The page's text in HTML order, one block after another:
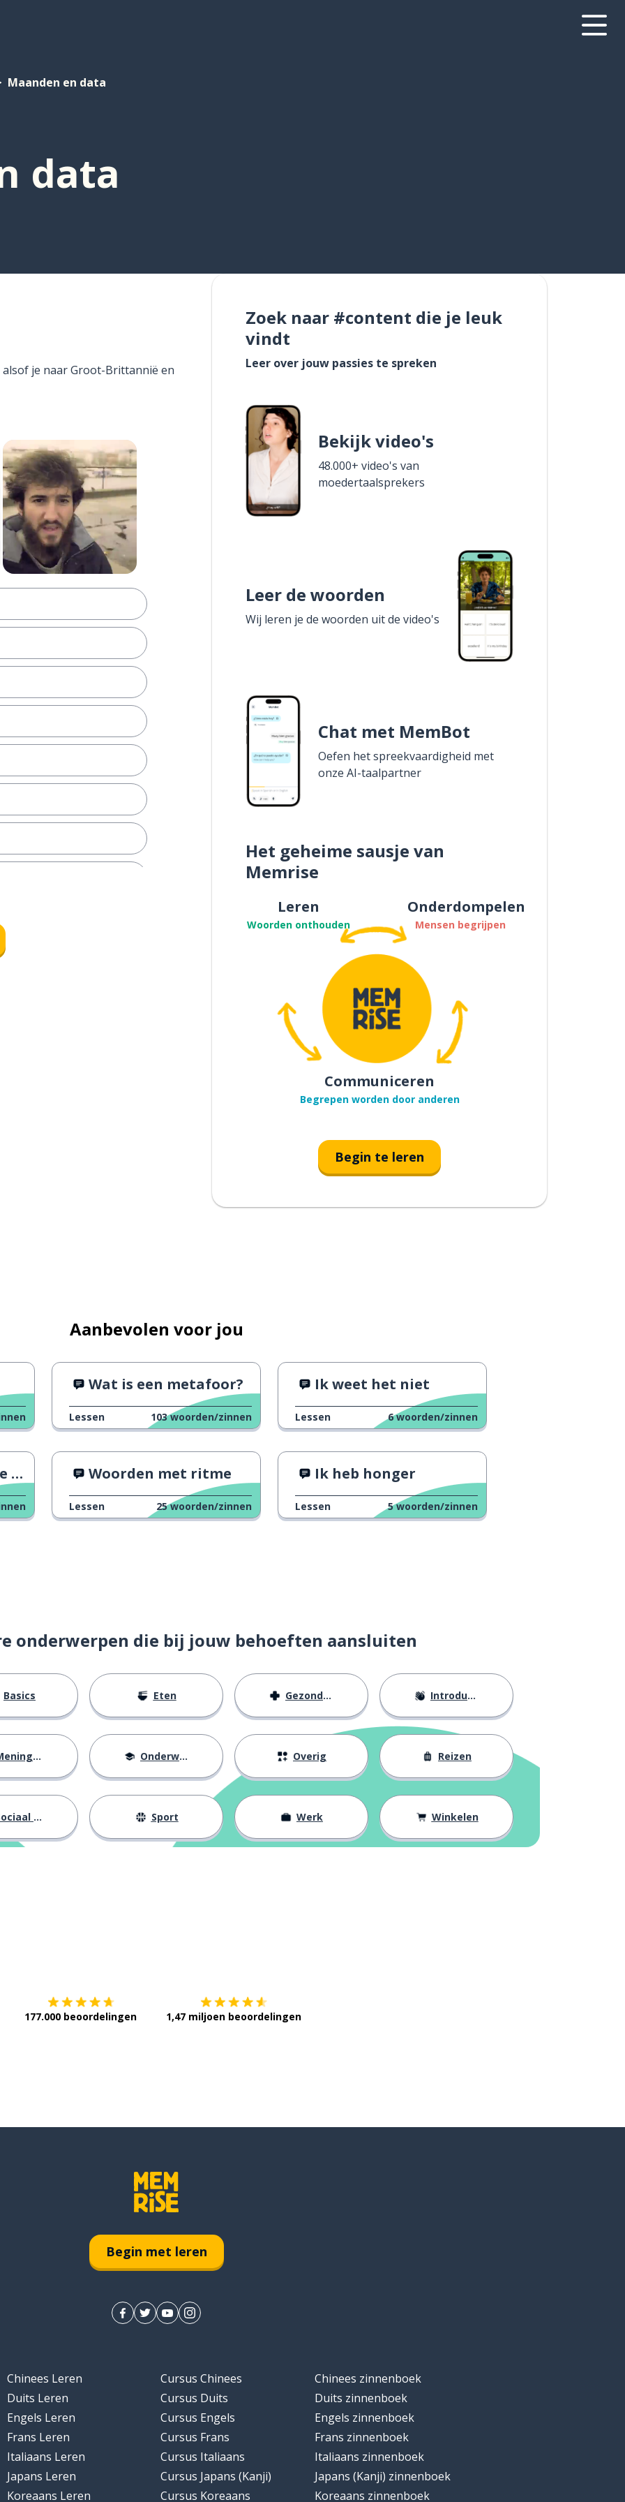
Maanden en data
data
je naar Groot-Brittannië en
Zoek naar #content die je leuk
vindt
Leer over jouw passies te spreken
Bekijk video's
48.000+ video's van
moedertaalsprekers
Leer de woorden
Wij leren je de woorden uit de video's
Chat met MemBot
Oefen het spreekvaardigheid met
onze AI-taalpartner
Het geheime sausje van
Memrise
Leren
Woorden onthouden
Onderdompelen
Mensen begrijpen
Communiceren
Begrepen worden door anderen
Begin te leren
Aanbevolen voor jou
Wat is een metafoor?
Lessen 103 woorden/zinnen
Ik weet het niet
Lessen 6 woorden/zinnen
Woorden met ritme
Lessen 25 woorden/zinnen
Ik heb honger
Lessen 5 woorden/zinnen
onderwerpen die bij jouw behoeften aansluiten
Basics Eten Gezondheid Introducties
Onderwijs Overig Reizen
leven Sport Werk Winkelen
177.000 beoordelingen 1,47 miljoen beoordelingen
Begin met leren
Chinees Leren
Duits Leren
Engels Leren
Frans Leren
Italiaans Leren
Japans Leren
Koreaans Leren
Cursus Chinees
Cursus Duits
Cursus Engels
Cursus Frans
Cursus Italiaans
Cursus Japans (Kanji)
Cursus Koreaans
Chinees zinnenboek
Duits zinnenboek
Engels zinnenboek
Frans zinnenboek
Italiaans zinnenboek
Japans (Kanji) zinnenboek
Koreaans zinnenboek